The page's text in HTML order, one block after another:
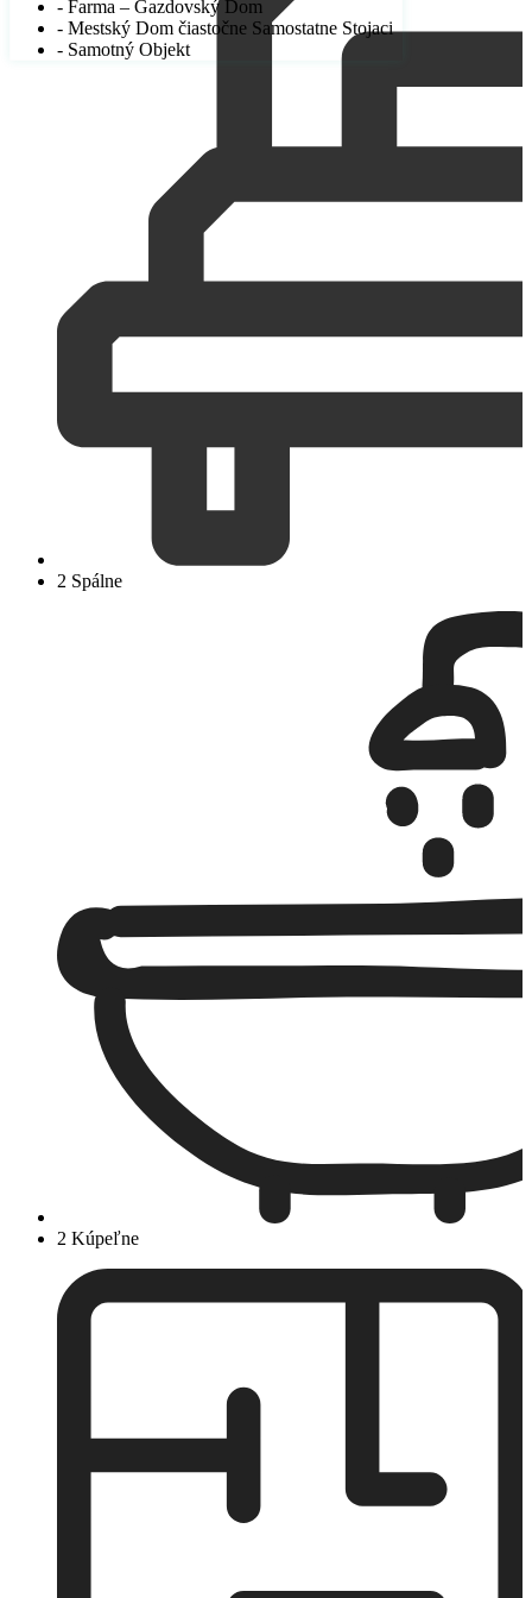
- Farma – Gazdovský Dom
- Mestský Dom čiastočne Samostatne Stojaci
- Samotný Objekt
2 Spálne
2 Kúpeľne